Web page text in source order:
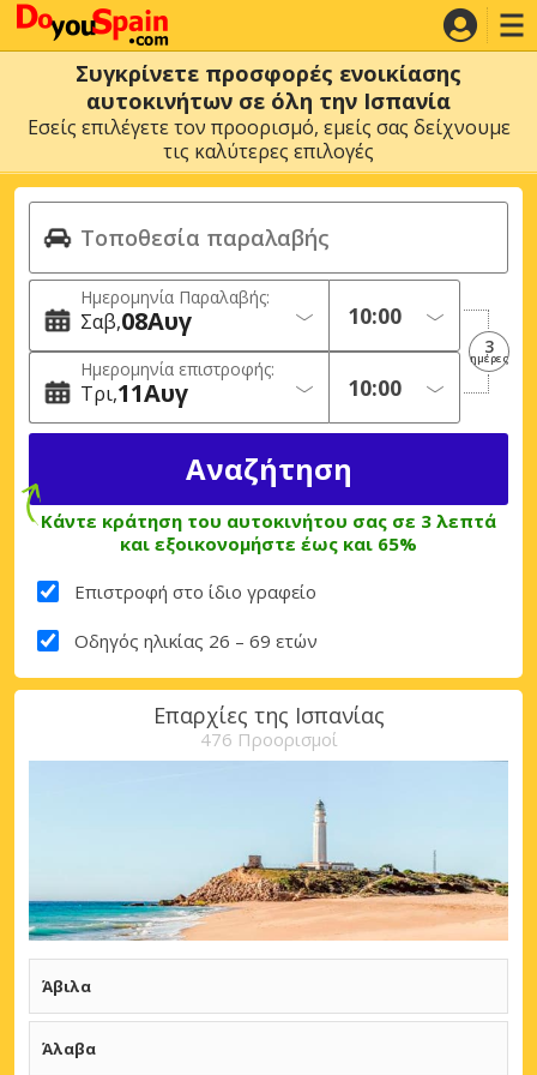
Συγκρίνετε προσφορές ενοικίασης
αυτοκινήτων σε όλη την Ισπανία
Εσείς επιλέγετε τον προορισμό, εμείς σας δείχνουμε
τις καλύτερες επιλογές
Ημερομηνία Παραλαβής:
Σαβ 08Αυγ
Ημερομηνία επιστροφής:
Τρι 11Αυγ
3
ημέρες
Κάντε κράτηση του αυτοκινήτου σας σε 3 λεπτά
και εξοικονομήστε έως και 65%
Επιστροφή στο ίδιο γραφείο
Οδηγός ηλικίας 26 – 69 ετών
Επαρχίες της Ισπανίας
476 Προορισμοί
Άβιλα
Άβιλα
Άλαβα